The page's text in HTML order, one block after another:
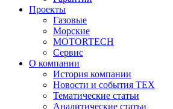
Проекты
Газовые
Морские
MOTORTECH
Сервис
О компании
История компании
Новости и события ТЕХ
Тематические статьи
Аналитические статьи